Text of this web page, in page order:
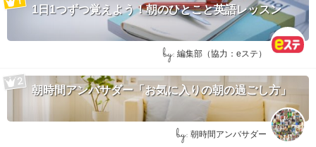
1日1つずつ覚えよう！朝のひとこと英語レッスン
by: 編集部（協力：eステ）
朝時間アンバサダー「お気に入りの朝の過ごし方」
by: 朝時間アンバサダー